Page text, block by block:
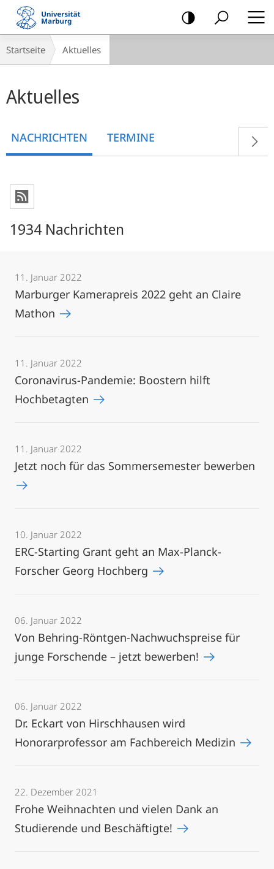
Mobile-
Navigation
Breadcrumb-
Navigation
Startseite Aktuelles
Aktuelles
NACHRICHTEN TERMINE
1934 Nachrichten
11. Januar 2022
Marburger Kamerapreis 2022 geht an Claire
Mathon
11. Januar 2022
Coronavirus-Pandemie: Boostern hilft
Hochbetagten
11. Januar 2022
Jetzt noch für das Sommersemester bewerben
10. Januar 2022
ERC-Starting Grant geht an Max-Planck-
Forscher Georg Hochberg
06. Januar 2022
Von Behring-Röntgen-Nachwuchspreise für
junge Forschende – jetzt bewerben!
06. Januar 2022
Dr. Eckart von Hirschhausen wird
Honorarprofessor am Fachbereich Medizin
22. Dezember 2021
Frohe Weihnachten und vielen Dank an
Studierende und Beschäftigte!